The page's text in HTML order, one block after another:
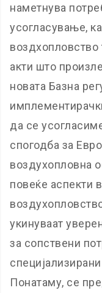
наметнува
усогласување,
воздхопловство
акти што
новата Базна
да се
спогодба за
воздухопловна
повеќе аспекти
укинуваат
за сопствени
Понатаму, се